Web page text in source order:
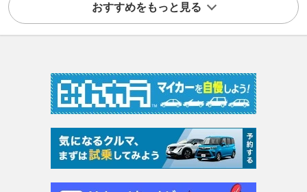
おすすめをもっと見る